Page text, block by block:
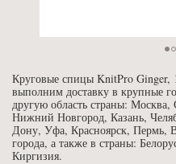
Круговые спицы KnitPro
выполним доставку в крупные
другую область страны: Москва,
Нижний Новгород, Казань,
Дону, Уфа, Красноярск, Пермь,
города, а также в страны:
Киргизия.